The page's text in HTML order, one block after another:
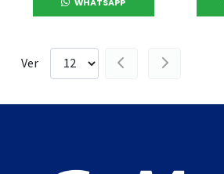
WHATSAPP
Ver